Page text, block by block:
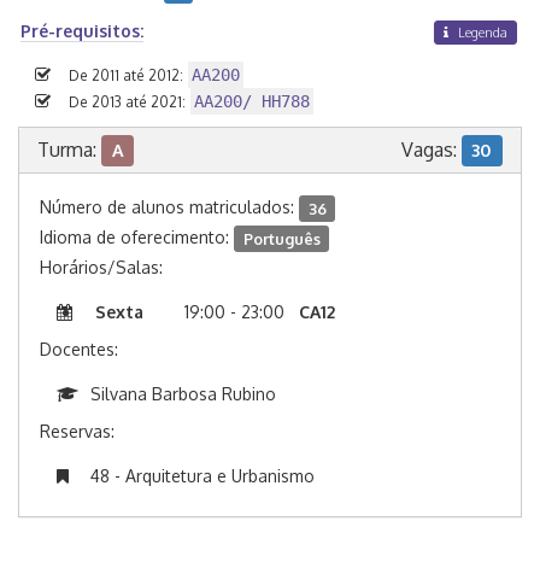
Pré-requisitos: Legenda
De 2011 até 2012: AA200
De 2013 até 2021: AA200/ HH788
Turma: A Vagas: 30
Número de alunos matriculados: 36
Idioma de oferecimento: Português
Horários/Salas:
Sexta 19:00 - 23:00
CA12
Docentes:
Silvana Barbosa Rubino
Reservas:
48 - Arquitetura e Urbanismo